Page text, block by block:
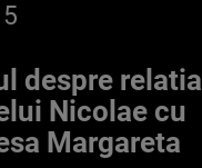
despre relatia
Nicolae cu
Margareta